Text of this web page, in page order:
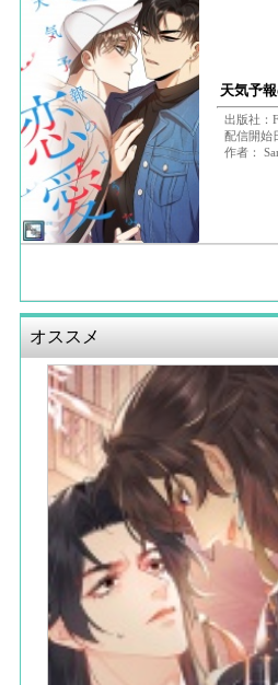
天気予
出版社：
配信開始
作者：
オススメ